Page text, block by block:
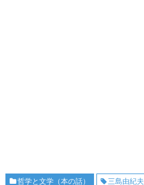
哲学と文学（本の話） 三島由紀夫